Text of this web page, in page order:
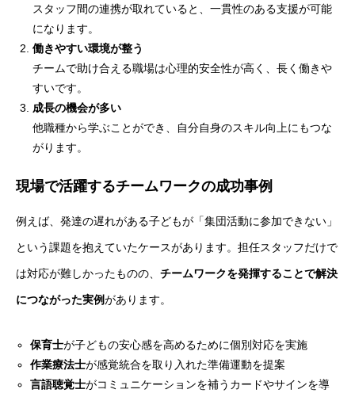
HOME
会社を知る
仕事を知る
採用を知る
スタッフ間の連携が取れていると、一貫性のある支援が可能
になります。
働きやすい環境が整う
チームで助け合える職場は心理的安全性が高く、長く働きや
すいです。
成長の機会が多い
他職種から学ぶことができ、自分自身のスキル向上にもつな
がります。
現場で活躍するチームワークの成功事例
例えば、発達の遅れがある子どもが「集団活動に参加できない」
という課題を抱えていたケースがあります。担任スタッフだけで
は対応が難しかったものの、 チームワークを発揮することで解決
につながった実例があります。
保育士が子どもの安心感を高めるために個別対応を実施
作業療法士が感覚統合を取り入れた準備運動を提案
言語聴覚士がコミュニケーションを補うカードやサインを導